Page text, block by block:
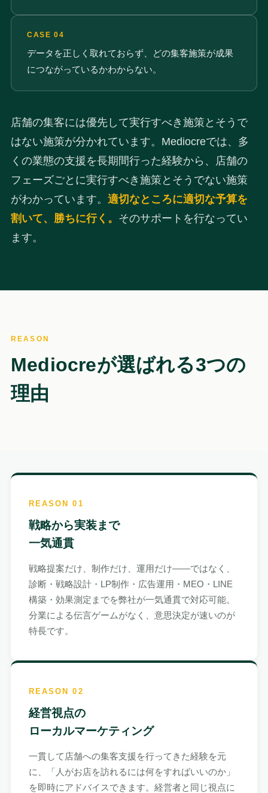
CASE 04
データを正しく取れておらず、どの集客施策が成果
につながっているかわからない。
店舗の集客には優先して実行すべき施策とそうで
はない施策が分かれています。Mediocreでは、多
くの業態の支援を長期間行った経験から、店舗の
フェーズごとに実行すべき施策とそうでない施策
がわかっています。 適切なところに適切な予算を
割いて、勝ちに行く。 そのサポートを行なってい
ます。
REASON
Mediocreが選ばれる3つの
理由
REASON 01
戦略から実装まで
一気通貫
戦略提案だけ、制作だけ、運用だけ——ではなく、
診断・戦略設計・LP制作・広告運用・MEO・LINE
構築・効果測定までを弊社が一気通貫で対応可能。
分業による伝言ゲームがなく、意思決定が速いのが
特長です。
REASON 02
経営視点の
ローカルマーケティング
一貫して店舗への集客支援を行ってきた経験を元
に、「人がお店を訪れるには何をすればいいのか」
を即時にアドバイスできます。経営者と同じ視点に